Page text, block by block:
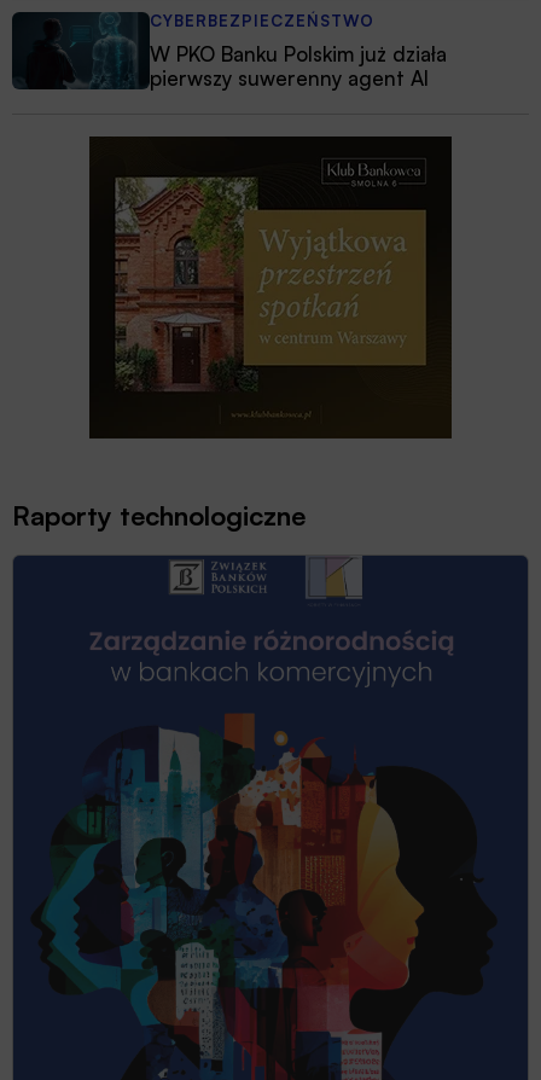
CYBERBEZPIECZEŃSTWO
W PKO Banku Polskim już działa
pierwszy suwerenny agent AI
Raporty technologiczne